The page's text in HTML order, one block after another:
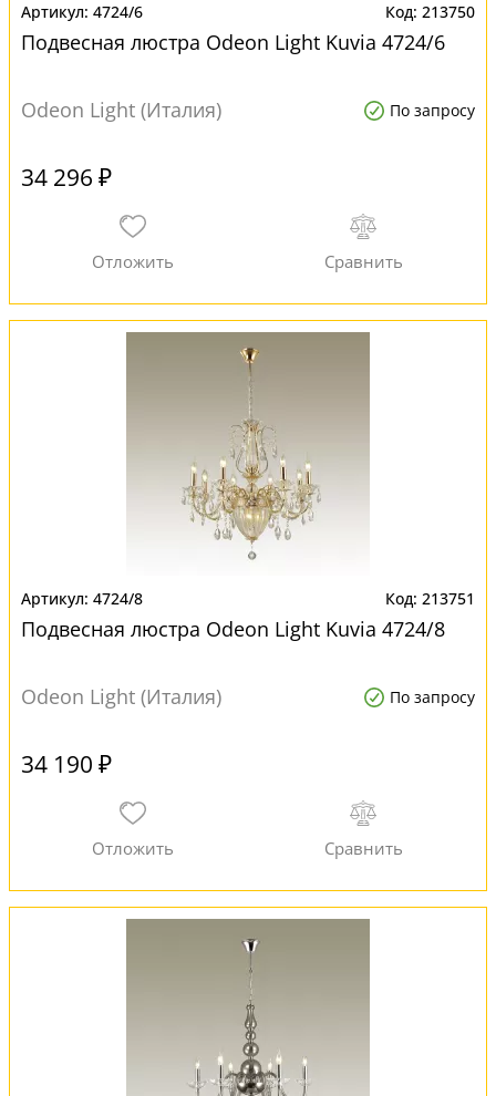
4724/6 213750
Подвесная люстра Odeon Light Kuvia 4724/6
Odeon Light (Италия) По запросу
34 296 ₽
4724/8 213751
Подвесная люстра Odeon Light Kuvia 4724/8
Odeon Light (Италия) По запросу
34 190 ₽